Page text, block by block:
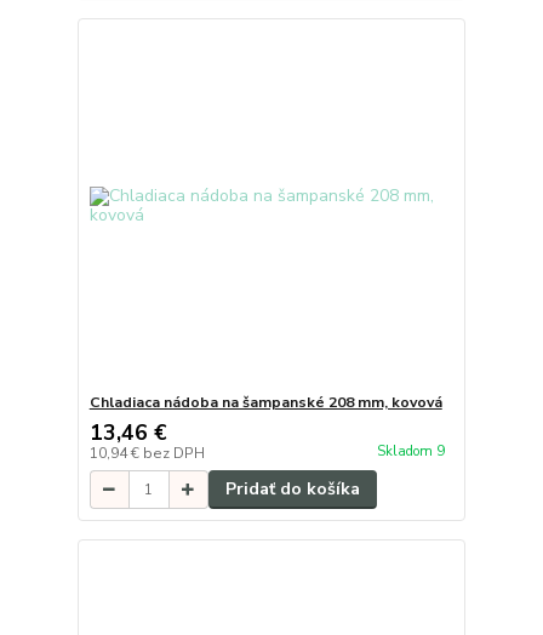
Chladiaca nádoba na šampanské 208 mm, kovová
13,46 €
10,94 € bez DPH Skladom 9
Pridať do košíka